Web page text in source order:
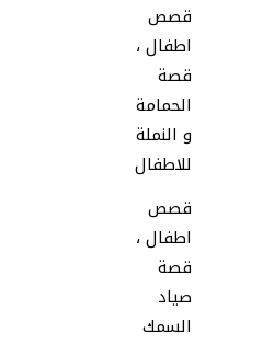
قصص
اطفال ،
قصة
الحمامة
و النملة
للاطفال
قصص
اطفال ،
قصة
صياد
السمك